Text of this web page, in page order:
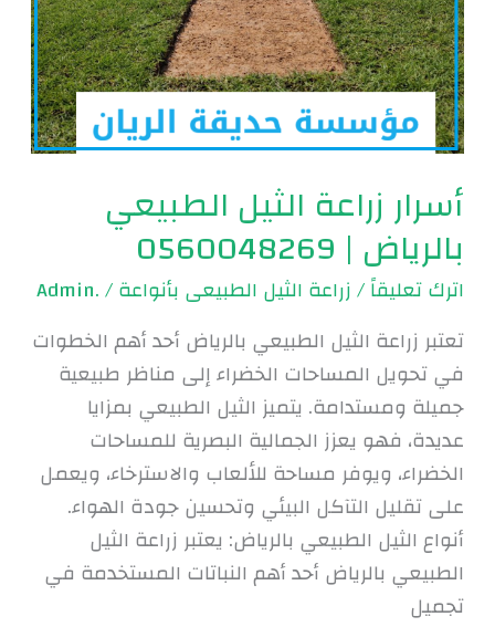
أسرار زراعة الثيل الطبيعي
بالرياض | 0560048269
اترك تعليقاً/زراعة الثيل الطبيعى بأنواعة/
.Admin
تعتبر زراعة الثيل الطبيعي بالرياض أحد أهم الخطوات
في تحويل المساحات الخضراء إلى مناظر طبيعية
جميلة ومستدامة. يتميز الثيل الطبيعي بمزايا
عديدة، فهو يعزز الجمالية البصرية للمساحات
الخضراء، ويوفر مساحة للألعاب والاسترخاء، ويعمل
على تقليل التآكل البيئي وتحسين جودة الهواء.
أنواع الثيل الطبيعي بالرياض: يعتبر زراعة الثيل
الطبيعي بالرياض أحد أهم النباتات المستخدمة في
تجميل